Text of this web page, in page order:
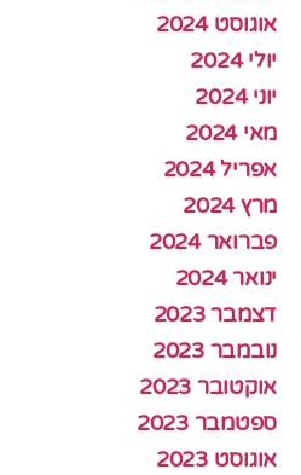
אוגוסט 2024
יולי 2024
יוני 2024
מאי 2024
אפריל 2024
מרץ 2024
פברואר 2024
ינואר 2024
דצמבר 2023
נובמבר 2023
אוקטובר 2023
ספטמבר 2023
אוגוסט 2023